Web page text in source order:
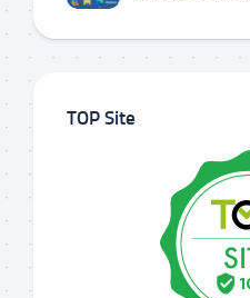
TOP Site